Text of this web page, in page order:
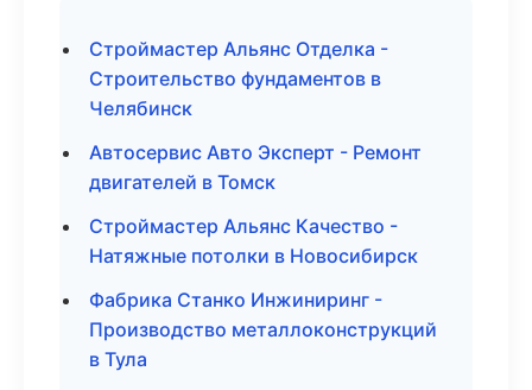
Строймастер Альянс Отделка -
Строительство фундаментов в
Челябинск
Автосервис Авто Эксперт - Ремонт
двигателей в Томск
Строймастер Альянс Качество -
Натяжные потолки в Новосибирск
Фабрика Станко Инжиниринг -
Производство металлоконструкций
в Тула